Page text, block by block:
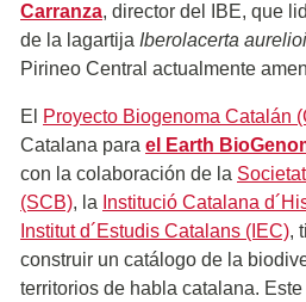
Carranza, director del IBE, que
de la lagartija Iberolacerta aurelioi
Pirineo Central actualmente
El Proyecto Biogenoma Catalán
Catalana para el Earth
con la colaboración de la
(SCB), la Institució Catalana
Institut d´Estudis Catalans (IEC),
construir un catálogo de la
territorios de habla catalana.